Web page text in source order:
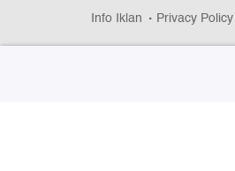
Info Iklan
Privacy Policy